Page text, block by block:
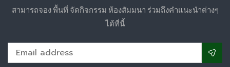
สามารถจอง พื้นที่ จัดกิจกรรม ห้องสัมมนา ร่วมถึงคำแนะนำต่างๆ
ได้ที่นี้